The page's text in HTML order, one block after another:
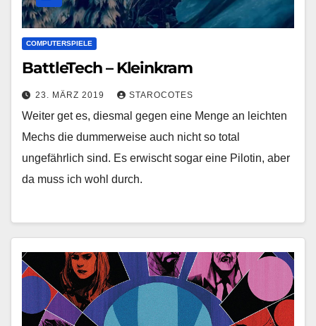
COMPUTERSPIELE
BattleTech – Kleinkram
23. MÄRZ 2019 STAROCOTES
Weiter get es, diesmal gegen eine Menge an leichten
Mechs die dummerweise auch nicht so total
ungefährlich sind. Es erwischt sogar eine Pilotin, aber
da muss ich wohl durch.